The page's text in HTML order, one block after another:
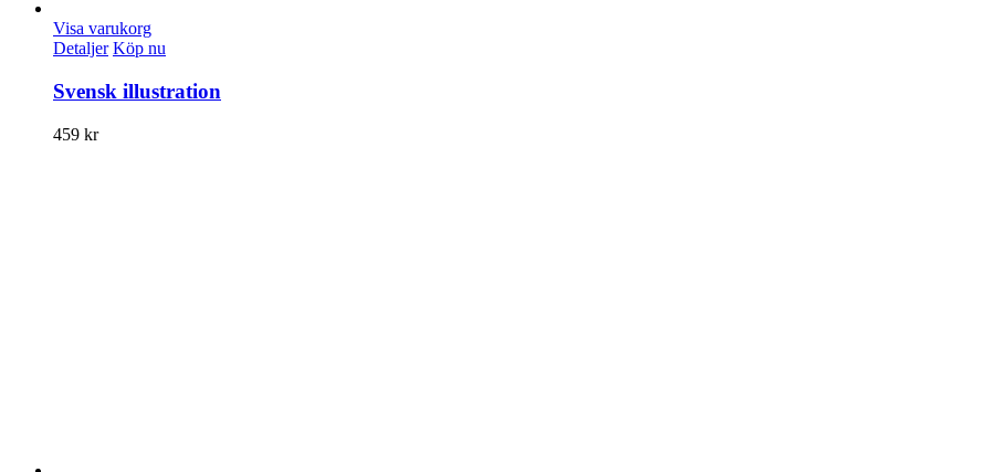
Visa varukorg
Detaljer Köp nu
Svensk illustration
459 kr